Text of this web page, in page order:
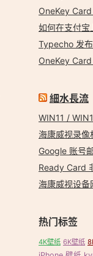
OneKey
如何在支付宝
Typecho 发
OneKey
細水長流
海康威视录
Google 账号
Ready Card
海康威视设备
热门标签
4K壁纸 6K壁纸